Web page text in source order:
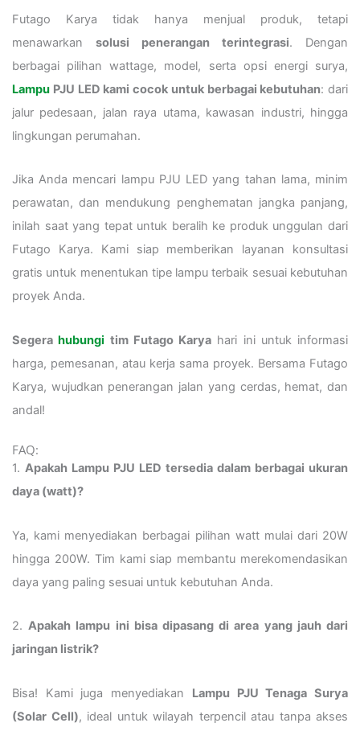
Futago Karya tidak hanya menjual produk, tetapi
menawarkan solusi penerangan terintegrasi. Dengan
berbagai pilihan wattage, model, serta opsi energi surya,
Lampu PJU LED kami cocok untuk berbagai kebutuhan: dari
jalur pedesaan, jalan raya utama, kawasan industri, hingga
lingkungan perumahan.
Jika Anda mencari lampu PJU LED yang tahan lama, minim
perawatan, dan mendukung penghematan jangka panjang,
inilah saat yang tepat untuk beralih ke produk unggulan dari
Futago Karya. Kami siap memberikan layanan konsultasi
gratis untuk menentukan tipe lampu terbaik sesuai kebutuhan
proyek Anda.
Segerahubungi tim Futago Karya hari ini untuk informasi
harga, pemesanan, atau kerja sama proyek. Bersama Futago
Karya, wujudkan penerangan jalan yang cerdas, hemat, dan
andal!
FAQ:
1. Apakah Lampu PJU LED tersedia dalam berbagai ukuran
daya (watt)?
Ya, kami menyediakan berbagai pilihan watt mulai dari 20W
hingga 200W. Tim kami siap membantu merekomendasikan
daya yang paling sesuai untuk kebutuhan Anda.
2.Apakah lampu ini bisa dipasang di area yang jauh dari
jaringan listrik?
Bisa! Kami juga menyediakan Lampu PJU Tenaga Surya
(Solar Cell), ideal untuk wilayah terpencil atau tanpa akses